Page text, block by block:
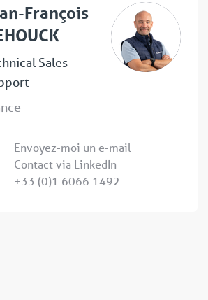
François
Sales
Envoyez-moi un e-mail
Contact via LinkedIn
+33 (0)1 6066 1492